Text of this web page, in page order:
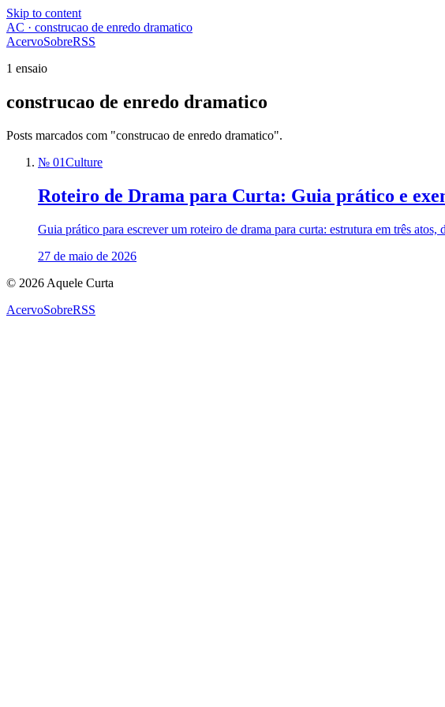
Skip to content
AC · construcao de enredo dramatico
AcervoSobreRSS
1 ensaio
construcao de enredo dramatico
Posts marcados com "construcao de enredo dramatico".
№ 01Culture
Roteiro de Drama para Curta: Guia prático e
Guia prático para escrever um roteiro de drama para curta: estrutura em três
27 de maio de 2026
© 2026 Aquele Curta
AcervoSobreRSS